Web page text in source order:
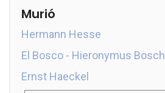
Murió
Hermann Hesse
El Bosco - Hieronymus Bosch
Ernst Haeckel